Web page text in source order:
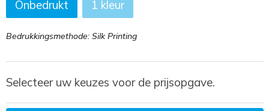
Onbedrukt 1
Bedrukkingsmethode: Silk Printing
Selecteer uw keuzes voor de prijsopgave.